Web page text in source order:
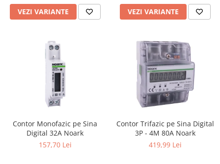
VEZI VARIANTE VEZI VARIANTE
Contor Monofazic pe Sina
Digital 32A Noark
157,70 Lei
Contor Trifazic pe Sina Digital
3P - 4M 80A Noark
419,99 Lei